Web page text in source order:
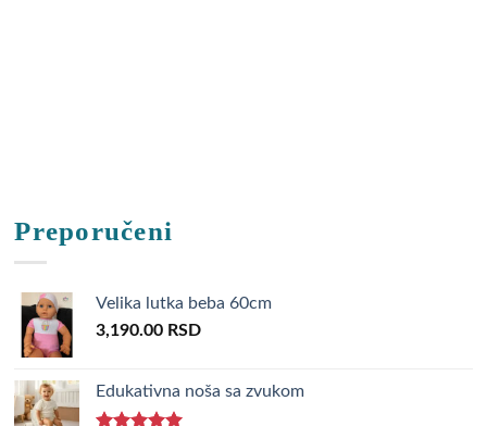
Preporučeni
Velika lutka beba 60cm
3,190.00 RSD
Edukativna noša sa zvukom